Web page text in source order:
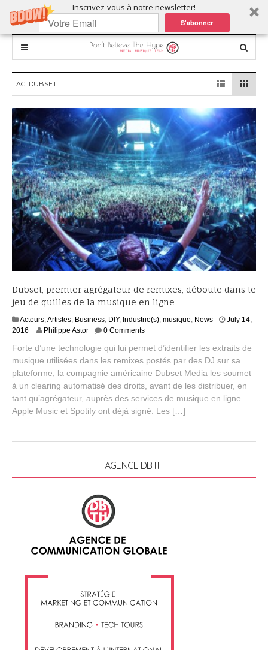
Inscrivez-vous à notre newsletter!
S'abonner
TAG: DUBSET
Dubset, premier agrégateur de remixes, déboule dans le
jeu de quilles de la musique en ligne
Acteurs,Artistes, Business, DIY, Industrie(s), musique, News
July 14,
2016
l
y
2
0
2
0
Philippe Astor 0 Comments
Forte d’une technologie qui lui permet d’identifier les extraits de
musique utilisées dans les remixes postés par des DJ sur sa
plateforme, la compagnie américaine Dubset Media les soumet
à un clearing automatisé des droits, avant de les distribuer, en
tant qu’agrégateur, auprès des services de musique en ligne.
Apple Music et Spotify ont déjà signé. Les […]
AGENCE DBTH